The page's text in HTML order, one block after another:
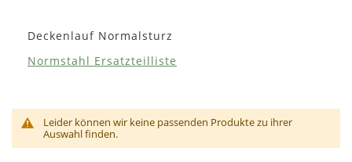
Deckenlauf Normalsturz
Normstahl Ersatzteilliste
Leider können wir keine passenden Produkte zu ihrer
Auswahl finden.